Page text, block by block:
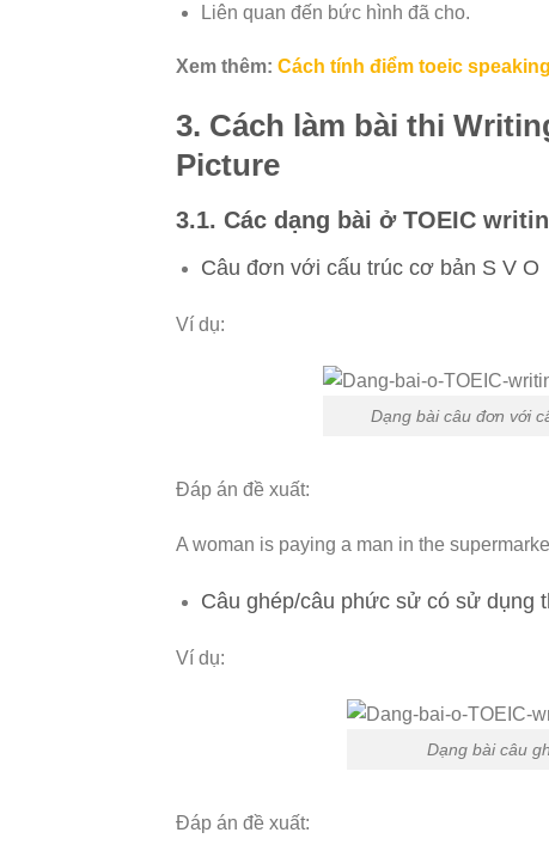
Liên quan đến bức hình đã cho.
Xem thêm: Cách tính điểm toeic
3. Cách làm bài thi
Picture
3.1. Các dạng bài ở TOEIC
Câu đơn với cấu trúc cơ bản S V O
Ví dụ:
Dạng bài câu đơn với
Đáp án đề xuất:
A woman is paying a man in the
Câu ghép/câu phức sử có sử dụng
Ví dụ:
Dạng bài câu
Đáp án đề xuất: